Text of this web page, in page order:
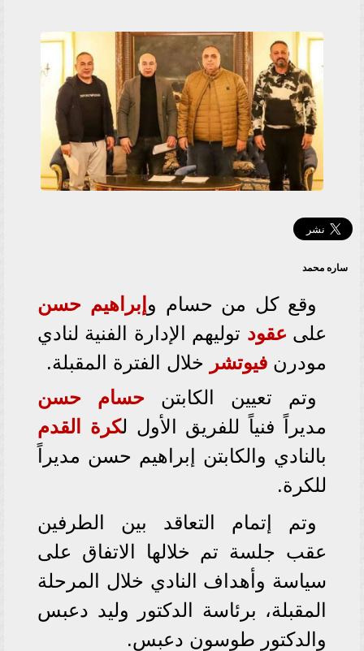
ساره محمد
وقع كل من حسام و إبراهيم حسن
على عقود توليهم الإدارة الفنية لنادي
مودرن فيوتشر خلال الفترة المقبلة.
وتم تعيين الكابتن حسام حسن
مديراً فنياً للفريق الأول لكرة القدم
بالنادي والكابتن إبراهيم حسن مديراً
للكرة.
وتم إتمام التعاقد بين الطرفين
عقب جلسة تم خلالها الاتفاق على
سياسة وأهداف النادي خلال المرحلة
المقبلة، برئاسة الدكتور وليد دعبس
والدكتور طوسون دعبس.